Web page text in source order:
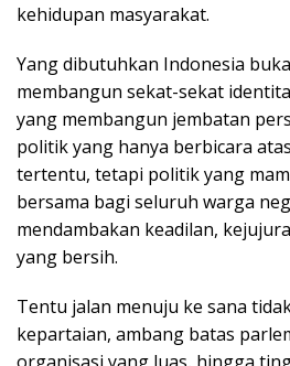
kehidupan masyarakat.
Yang dibutuhkan Indonesia
membangun sekat-sekat
yang membangun jembatan
politik yang hanya berbicara
tertentu, tetapi politik yang
bersama bagi seluruh warga
mendambakan keadilan,
yang bersih.
Tentu jalan menuju ke sana
kepartaian, ambang batas